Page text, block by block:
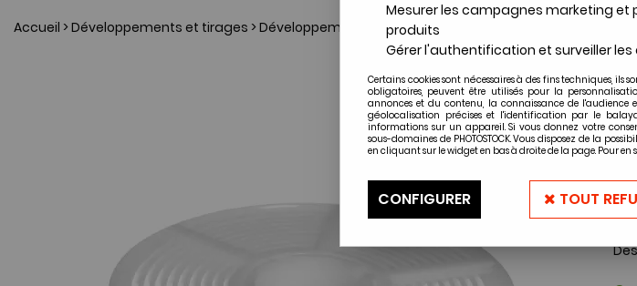
Accueil >Développements et tirages >Développement films>Cuves de développement
Mesurer les campagnes marketing et
produits
Gérer l'authentification et surveiller
Certains cookies sont nécessaires à des fins techniques, ils
obligatoires, peuvent être utilisés pour la
annonces et du contenu, la connaissance de l'audience
géolocalisation précises et l'identification par le
informations sur un appareil. Si vous donnez votre
sous-domaines de PHOTOSTOCK. Vous disposez de la
en cliquant sur le widget en bas à droite de la page. Pour
CONFIGURER TOUT